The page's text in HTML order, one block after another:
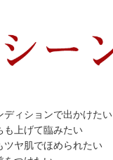
ディションで出かけたい
も上げて臨みたい
ツヤ肌でほめられたい